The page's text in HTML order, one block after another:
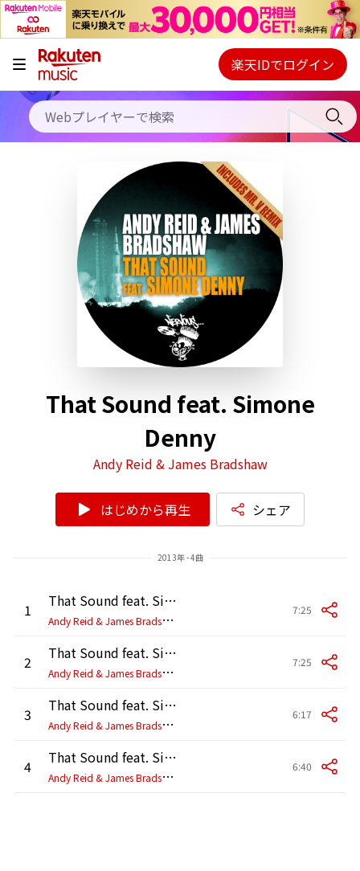
キャンペーン
料金プラン
使い方
初回30日間無料お試し
Webプレイヤー
ご契約内容の確認・変更
楽天IDでログイン
That Sound feat. Simone
Denny
Andy Reid & James Bradshaw
はじめから再生 シェア
2013年 - 4曲
1
That Sound feat. Simone Denny (Mr. V Main Mix)
A
ndy Reid & James Bradshaw
7:25
2
That Sound feat. Simone Denny (Mr. V Instrumental)
A
ndy Reid & James Bradshaw
7:25
3
That Sound feat. Simone Denny (Mr. V Keyapella)
A
ndy Reid & James Bradshaw
6:17
4
That Sound feat. Simone Denny (Groovebox Remix)
A
ndy Reid & James Bradshaw
6:40